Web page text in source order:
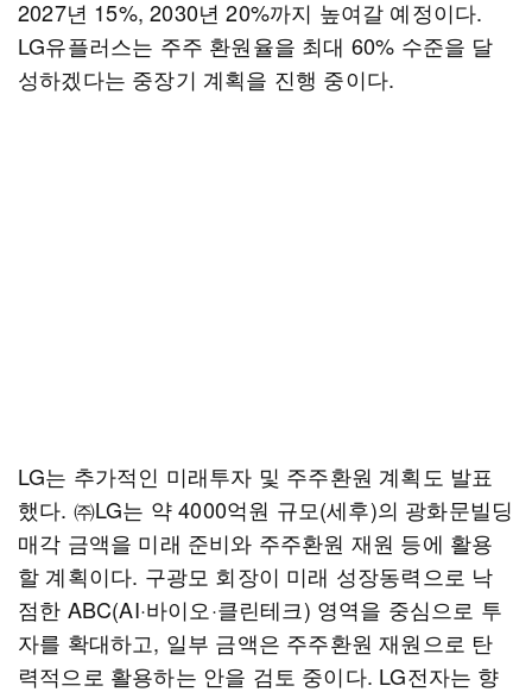
2027년 15%, 2030년 20%까지 높여갈 예정이다.
LG유플러스는 주주 환원율을 최대 60% 수준을 달
성하겠다는 중장기 계획을 진행 중이다.
LG는 추가적인 미래투자 및 주주환원 계획도 발표
했다. ㈜LG는 약 4000억원 규모(세후)의 광화문빌딩
매각 금액을 미래 준비와 주주환원 재원 등에 활용
할 계획이다. 구광모 회장이 미래 성장동력으로 낙
점한 ABC(AI·바이오·클린테크) 영역을 중심으로 투
자를 확대하고, 일부 금액은 주주환원 재원으로 탄
력적으로 활용하는 안을 검토 중이다. LG전자는 향